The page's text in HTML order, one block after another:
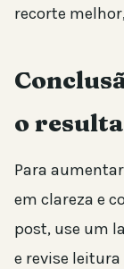
recorte
o
Para
em clareza e
post, use um
e revise